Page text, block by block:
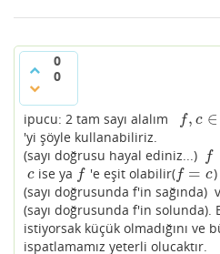
0
0
ipucu: 2 tam sayı alalım f, c ∈
f,c ∈ R
'yi şöyle kullanabiliriz.
(sayı doğrusu hayal ediniz...)
f
f
c
c ise ya f
f 'e eşit olabilir(f = c
f= c
(sayı doğrusunda f'in sağında)
(sayı doğrusunda f'in solunda).
istiyorsak küçük olmadığını ve
ispatlamamız yeterli olucaktır.